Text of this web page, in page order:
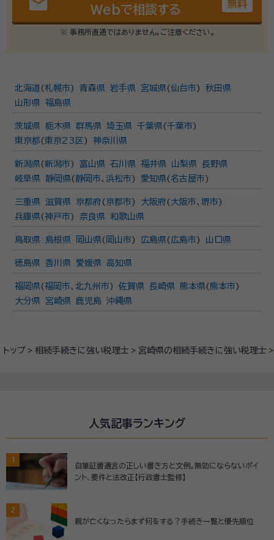
トップ 相続手続きに強い税理士 宮崎県の相続手続きに強い税理士
Webで相談する 無料
※ 事務所直通ではありません。ご注意ください。
北海道 (札幌市) 青森県 岩手県 宮城県(仙台市)
秋田県
山形県 福島県
茨城県 栃木県 群馬県 埼玉県 千葉県(千葉市)
東京都 ( 東京23区 ) 神奈川県
新潟県(新潟市) 富山県 石川県 福井県 山梨県 長野県
岐阜県
静岡県( 静岡市、 浜松市) 愛知県( 名古屋市)
三重県 滋賀県 京都府( 京都市) 大阪府( 大阪市、 堺市)
兵庫県(神戸市) 奈良県 和歌山県
鳥取県 島根県 岡山県( 岡山市) 広島県( 広島市) 山口県
徳島県 香川県 愛媛県 高知県
福岡県(福岡市、 北九州市) 佐賀県 長崎県 熊本県(熊本市)
大分県
宮崎県 鹿児島 沖縄県
人気記事ランキング
1
自筆証書遺言の正しい書き方と文例。無効にならないポイ
ント、要件と法改正【行政書士監修】
2
親が亡くなったらまず何をする？手続き一覧と優先順位